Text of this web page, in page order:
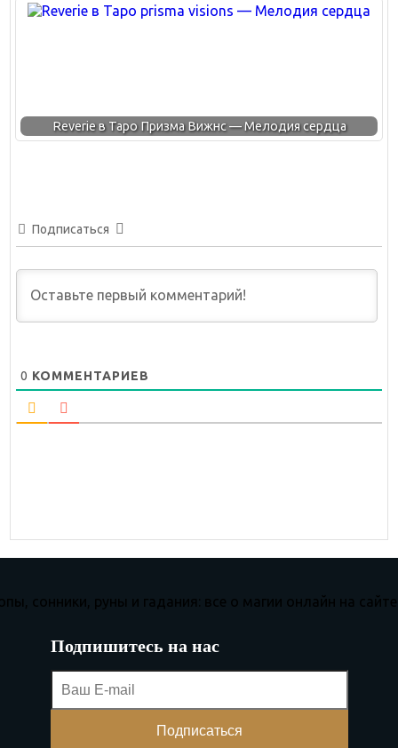
Reverie в Таро Призма Вижнс — Мелодия сердца
Подписаться
0 КОММЕНТАРИЕВ
Подпишитесь на нас